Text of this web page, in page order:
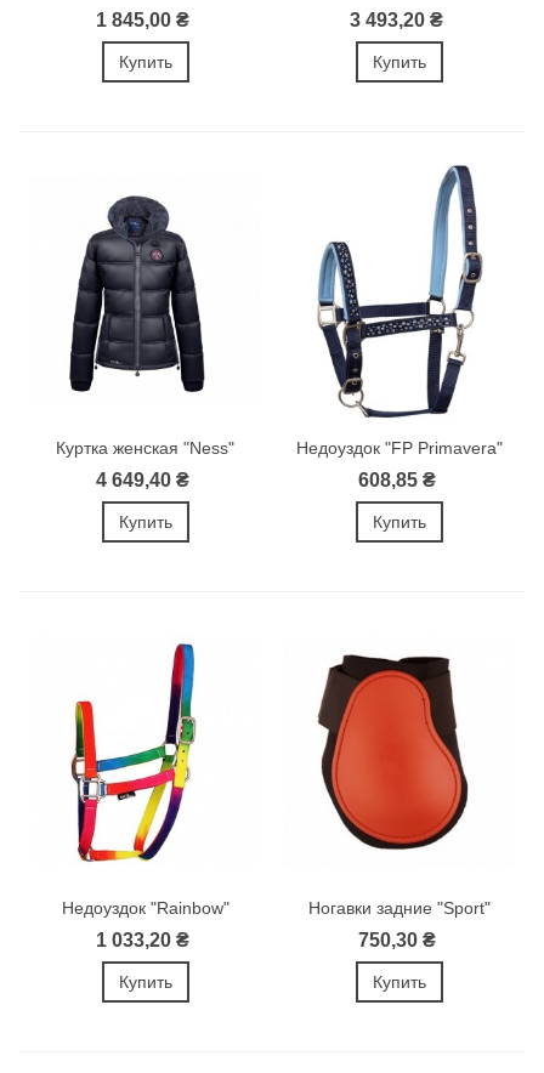
1 845,00 ₴
Купить
"Competence"
3 493,20 ₴
Купить
Куртка женская "Ness"
4 649,40 ₴
Купить
Недоуздок "FP Primavera"
608,85 ₴
Купить
Недоуздок "Rainbow"
1 033,20 ₴
Купить
Ногавки задние "Sport"
750,30 ₴
Купить